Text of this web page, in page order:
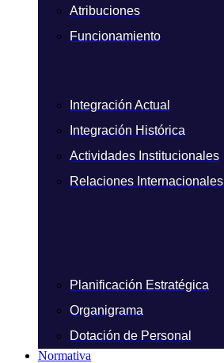
Atribuciones
Funcionamiento
Integración Actual
Integración Histórica
Actividades Institucionales
Relaciones Internacionales
Planificación Estratégica
Organigrama
Dotación de Personal
Normativa